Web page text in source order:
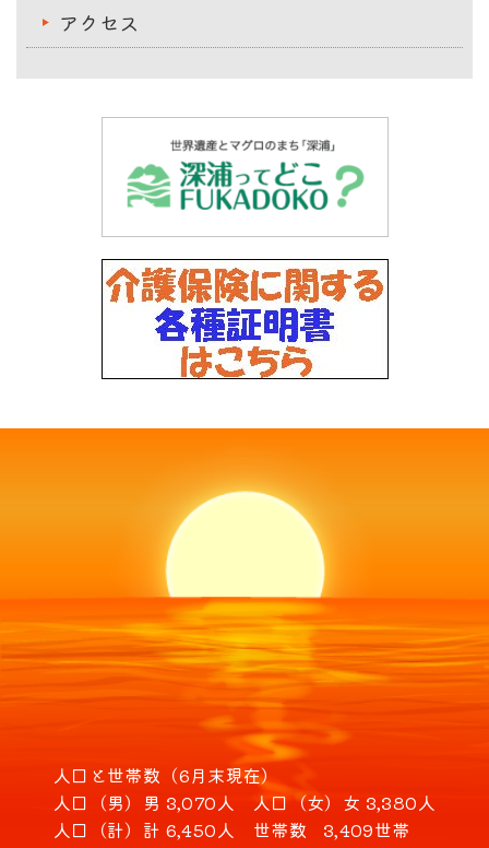
アクセス
人口と世帯数（6月末現在）
人口（男） 男 3,070人 人口（女） 女 3,380人
人口（計） 計 6,450人 世帯数 3,409世帯